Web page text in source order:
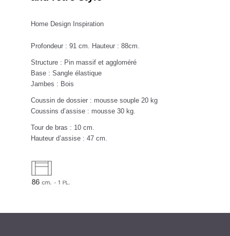
Home Design Inspiration
Profondeur : 91 cm. Hauteur : 88cm.
Structure : Pin massif et aggloméré
Base : Sangle élastique
Jambes : Bois
Coussin de dossier : mousse souple 20 kg
Coussins d’assise : mousse 30 kg.
Tour de bras : 10 cm.
Hauteur d’assise : 47 cm.